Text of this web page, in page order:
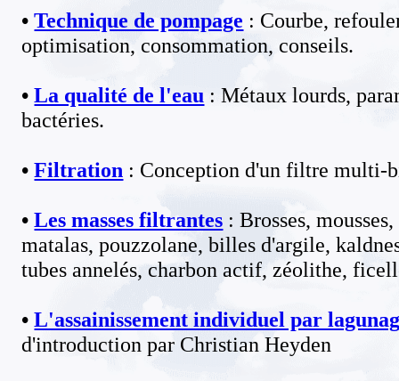
•Technique de pompage : Courbe,
optimisation, consommation, conseils.
•La qualité de l'eau : Métaux lourds,
bactéries.
•Filtration : Conception d'un filtre multi-
•Les masses filtrantes : Brosses,
matalas, pouzzolane, billes d'argile,
tubes annelés, charbon actif, zéolithe,
•L'assainissement individuel par
d'introduction par Christian Heyden